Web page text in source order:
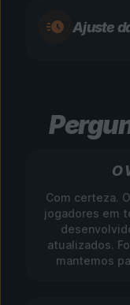
Ajuste
O
Com certeza.
jogadores em
atualizados.
mantemos